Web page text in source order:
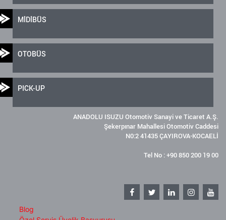
MİDİBÜS
OTOBÜS
PICK-UP
ANADOLU ISUZU Otomotiv Sanayi ve Ticaret A.Ş.
Şekerpınar Mahallesi Otomotiv Caddesi
N0:2 41435 ÇAYIROVA-KOCAELİ
Tel No : +90 850 200 19 00
Blog